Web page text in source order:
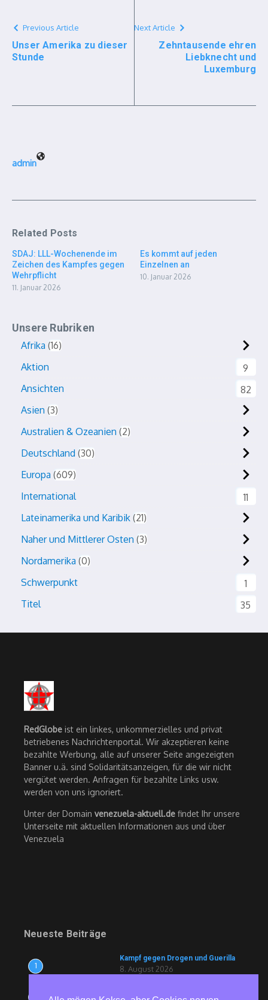
Previous Article
Unser Amerika zu dieser
Stunde
Next Article
Zehntausende ehren
Liebknecht und
Luxemburg
admin
Related Posts
SDAJ: LLL-Wochenende im
Zeichen des Kampfes gegen
Wehrpflicht
11. Januar 2026
Es kommt auf jeden
Einzelnen an
10. Januar 2026
Unsere Rubriken
Afrika 16
Aktion
9
Ansichten
82
Asien 3
Australien & Ozeanien 2
Deutschland 30
Europa 609
International
11
Lateinamerika und Karibik 21
Naher und Mittlerer Osten 3
Nordamerika 0
Schwerpunkt
1
Titel
35
RedGlobe ist ein linkes, unkommerzielles und privat
betriebenes Nachrichtenportal. Wir akzeptieren keine
bezahlte Werbung, alle auf unserer Seite angezeigten
Banner u.ä. sind Solidaritätsanzeigen, für die wir nicht
vergütet werden. Anfragen für bezahlte Links usw.
werden von uns ignoriert.
Unter der Domain venezuela-aktuell.de findet Ihr unsere
Unterseite mit aktuellen Informationen aus und über
Venezuela
Neueste Beiträge
1
Kampf gegen Drogen und Guerilla
8. August 2026